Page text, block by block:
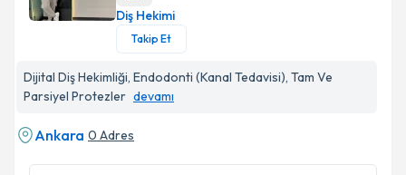
Dt. Muhammed Enes Öğüt Profil Fotoğrafı
Diş Hekimi
Takip Et
Dijital Diş Hekimliği, Endodonti (Kanal Tedavisi), Tam Ve
Parsiyel Protezler devamı
Ankara 0 Adres